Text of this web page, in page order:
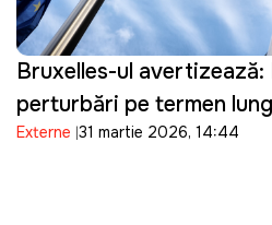
Bruxelles-ul avertizează:
perturbări pe termen
energetic
Externe 31 martie 2026, 14:44